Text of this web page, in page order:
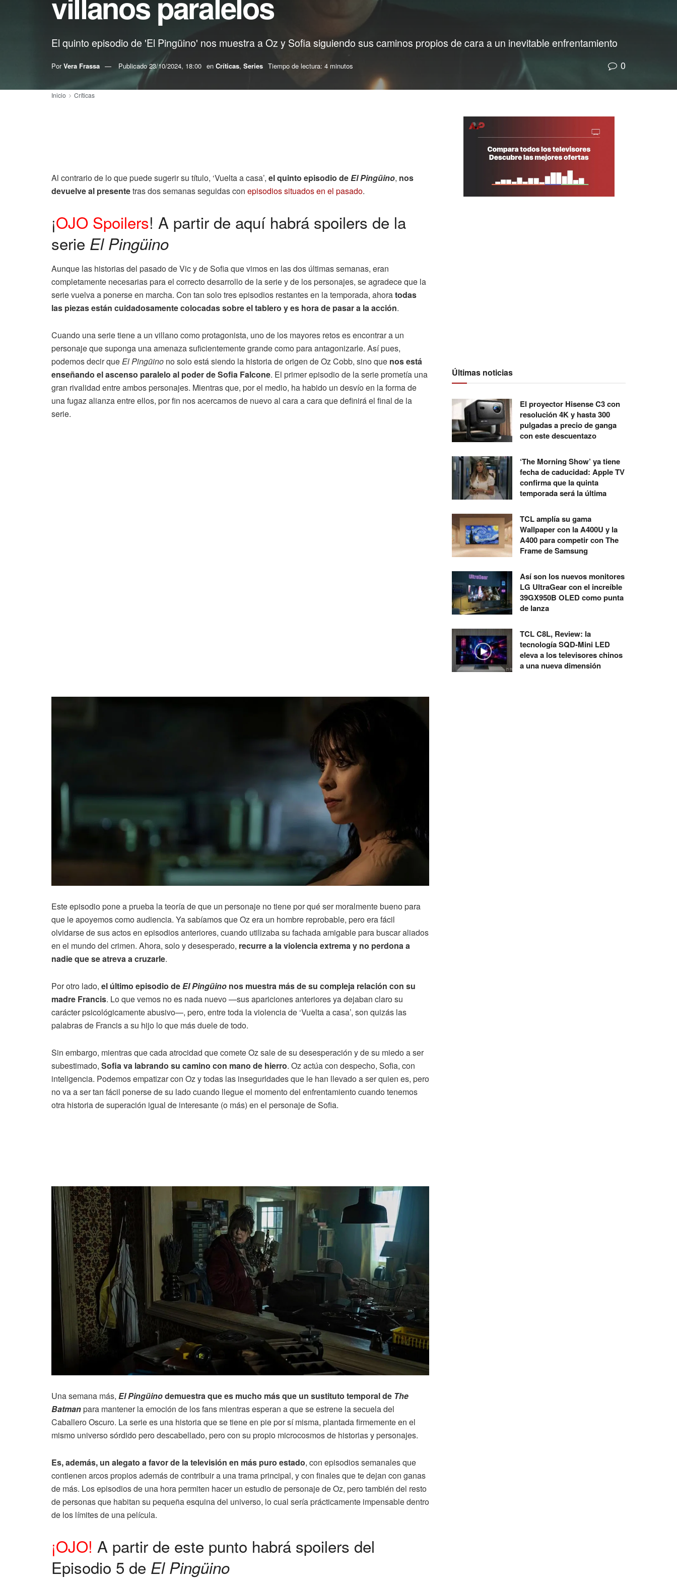
El quinto episodio de 'El Pingüino' nos muestra a Oz y Sofia siguiendo sus caminos propios de cara a un inevitable enfrentamiento
Por Vera Frassa Publicado23/10/2024, 18:00 en Críticas, Series Tiempo de lectura: 4 minutos 0
Inicio Críticas
Al contrario de lo que puede sugerir su título, ‘Vuelta a casa’, el quinto episodio deEl Pingüino, nos
devuelve al presentetras dos semanas seguidas con episodios situados en el pasado.
¡OJO Spoilers! A partir de aquí habrá spoilers de la
serie El Pingüino
Aunque las historias del pasado de Vic y de Sofia que vimos en las dos últimas semanas, eran
completamente necesarias para el correcto desarrollo de la serie y de los personajes, se agradece que la
serie vuelva a ponerse en marcha. Con tan solo tres episodios restantes en la temporada, ahoratodas
las piezas están cuidadosamente colocadas sobre el tablero y es hora de pasar a la acción.
Cuando una serie tiene a un villano como protagonista, uno de los mayores retos es encontrar a un
personaje que suponga una amenaza suficientemente grande como para antagonizarle. Así pues,
podemos decir queEl Pingüino no solo está siendo la historia de origen de Oz Cobb, sino que nos está
enseñando el ascenso paralelo al poder de Sofia Falcone. El primer episodio de la serie prometía una
gran rivalidad entre ambos personajes. Mientras que, por el medio, ha habido un desvío en la forma de
una fugaz alianza entre ellos, por fin nos acercamos de nuevo al cara a cara que definirá el final de la
serie.
Este episodio pone a prueba la teoría de que un personaje no tiene por qué ser moralmente bueno para
que le apoyemos como audiencia. Ya sabíamos que Oz era un hombre reprobable, pero era fácil
olvidarse de sus actos en episodios anteriores, cuando utilizaba su fachada amigable para buscar aliados
en el mundo del crimen. Ahora, solo y desesperado, recurre a la violencia extrema y no perdona a
nadie que se atreva a cruzarle.
Por otro lado, el último episodio deEl Pingüino nos muestra más de su compleja relación con su
madre Francis. Lo que vemos no es nada nuevo —sus apariciones anteriores ya dejaban claro su
carácter psicológicamente abusivo—, pero, entre toda la violencia de ‘Vuelta a casa’, son quizás las
palabras de Francis a su hijo lo que más duele de todo.
Sin embargo, mientras que cada atrocidad que comete Oz sale de su desesperación y de su miedo a ser
subestimado, Sofia va labrando su camino con mano de hierro. Oz actúa con despecho, Sofia, con
inteligencia. Podemos empatizar con Oz y todas las inseguridades que le han llevado a ser quien es, pero
no va a ser tan fácil ponerse de su lado cuando llegue el momento del enfrentamiento cuando tenemos
otra historia de superación igual de interesante (o más) en el personaje de Sofia.
Una semana más, El Pingüinodemuestra que es mucho más que un sustituto temporal de The
Batmanpara mantener la emoción de los fans mientras esperan a que se estrene la secuela del
Caballero Oscuro. La serie es una historia que se tiene en pie por sí misma, plantada firmemente en el
mismo universo sórdido pero descabellado, pero con su propio microcosmos de historias y personajes.
Es, además, un alegato a favor de la televisión en más puro estado, con episodios semanales que
contienen arcos propios además de contribuir a una trama principal, y con finales que te dejan con ganas
de más. Los episodios de una hora permiten hacer un estudio de personaje de Oz, pero también del resto
de personas que habitan su pequeña esquina del universo, lo cual sería prácticamente impensable dentro
de los límites de una película.
¡OJO! A partir de este punto habrá spoilers del
Episodio 5 de El Pingüino
Últimas noticias
El proyector Hisense C3 con
resolución 4K y hasta 300
pulgadas a precio de ganga
con este descuentazo
‘The Morning Show’ ya tiene
fecha de caducidad: Apple TV
confirma que la quinta
temporada será la última
TCL amplía su gama
Wallpaper con la A400U y la
A400 para competir con The
Frame de Samsung
Así son los nuevos monitores
LG UltraGear con el increíble
39GX950B OLED como punta
de lanza
TCL C8L, Review: la
tecnología SQD-Mini LED
eleva a los televisores chinos
a una nueva dimensión